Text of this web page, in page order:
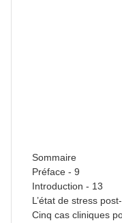
Sommaire
Préface - 9
Introduction - 13
L’état de stress
Cinq cas cliniques